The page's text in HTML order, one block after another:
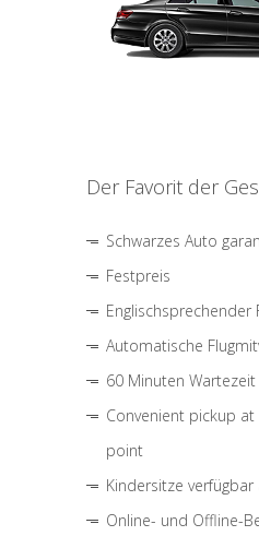
Der Favorit der
Schwarzes Auto
Festpreis
Englischsprechender
Automatische
60 Minuten
Convenient pickup
point
Kindersitze verfügbar
Online- und Offline-